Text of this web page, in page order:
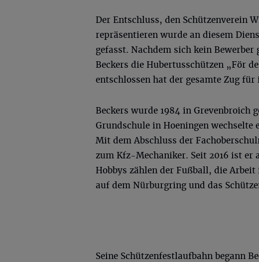
Der Entschluss, den Schützenverein
repräsentieren wurde an diesem
gefasst. Nachdem sich kein
Beckers die Hubertusschützen „För
entschlossen hat der gesamte Zug für
Beckers wurde 1984 in Grevenbroich
Grundschule in Hoeningen wechselte
Mit dem Abschluss der
zum Kfz-Mechaniker. Seit 2016 ist
Hobbys zählen der Fußball, die
auf dem Nürburgring und das
Seine Schützenfestlaufbahn begann